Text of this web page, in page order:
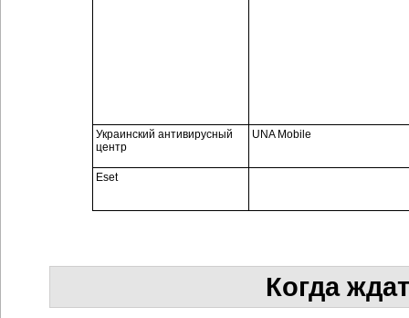
Украинский антивирусный
центр
UNA Mobile
Eset
Когда